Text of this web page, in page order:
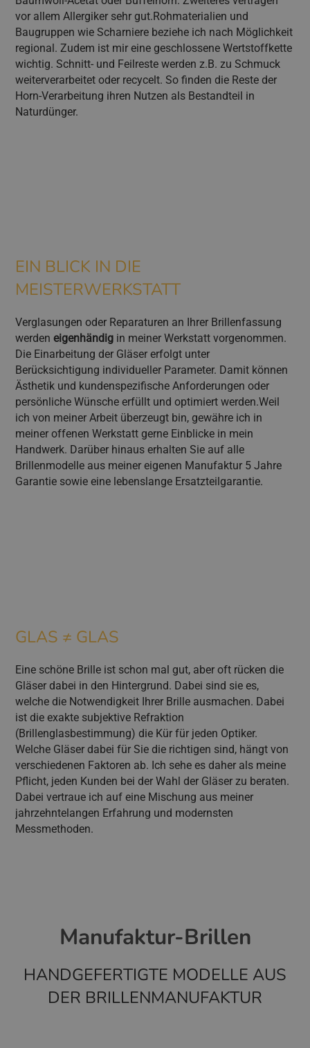
vor allem Allergiker sehr gut.Rohmaterialien und
Baugruppen wie Scharniere beziehe ich nach Möglichkeit
regional. Zudem ist mir eine geschlossene Wertstoffkette
wichtig. Schnitt- und Feilreste werden z.B. zu Schmuck
weiterverarbeitet oder recycelt. So finden die Reste der
Horn-Verarbeitung ihren Nutzen als Bestandteil in
Naturdünger.
EIN BLICK IN DIE
MEISTERWERKSTATT
Verglasungen oder Reparaturen an Ihrer Brillenfassung
werdeneigenhändig in meiner Werkstatt vorgenommen.
Die Einarbeitung der Gläser erfolgt unter
Berücksichtigung individueller Parameter. Damit können
Ästhetik und kundenspezifische Anforderungen oder
persönliche Wünsche erfüllt und optimiert werden.Weil
ich von meiner Arbeit überzeugt bin, gewähre ich in
meiner offenen Werkstatt gerne Einblicke in mein
Handwerk. Darüber hinaus erhalten Sie auf alle
Brillenmodelle aus meiner eigenen Manufaktur 5 Jahre
Garantie sowie eine lebenslange Ersatzteilgarantie.
GLAS ≠ GLAS
Eine schöne Brille ist schon mal gut, aber oft rücken die
Gläser dabei in den Hintergrund. Dabei sind sie es,
welche die Notwendigkeit Ihrer Brille ausmachen. Dabei
ist die exakte subjektive Refraktion
(Brillenglasbestimmung) die Kür für jeden Optiker.
Welche Gläser dabei für Sie die richtigen sind, hängt von
verschiedenen Faktoren ab. Ich sehe es daher als meine
Pflicht, jeden Kunden bei der Wahl der Gläser zu beraten.
Dabei vertraue ich auf eine Mischung aus meiner
jahrzehntelangen Erfahrung und modernsten
Messmethoden.
Manufaktur-Brillen
HANDGEFERTIGTE MODELLE AUS
DER BRILLENMANUFAKTUR